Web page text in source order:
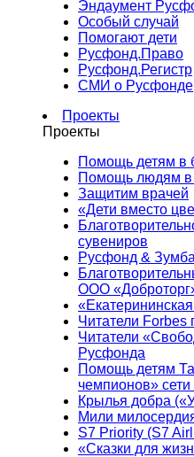
Эндаумент
Особый случай
Помогают дети
Русфонд.Право
Русфонд.Регистр
СМИ о Русфонде
Проекты
Проекты
Помощь детям в
Помощь людям в
Защитим врачей
«Дети вместо
сувениров
Русфонд & Зумба
ООО
Читатели
Читатели
Русфонда
Помощь детям
чемпионов»
Крылья добра
Мили
S7 Priority (S7
«Сказки для